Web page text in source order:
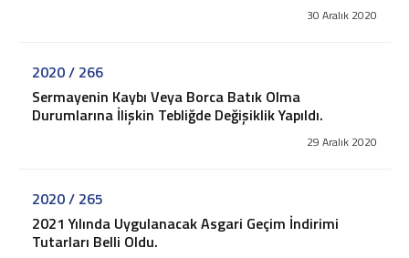
30 Aralık 2020
2020 / 266
Sermayenin Kaybı Veya Borca Batık Olma
Durumlarına İlişkin Tebliğde Değişiklik Yapıldı.
29 Aralık 2020
2020 / 265
2021 Yılında Uygulanacak Asgari Geçim İndirimi
Tutarları Belli Oldu.